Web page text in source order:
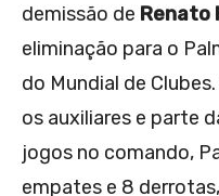
demissão de Renato
eliminação para o
do Mundial de
os auxiliares e parte
jogos no comando,
empates e 8